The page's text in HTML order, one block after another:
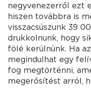
negyvenezerről ezt
hiszen továbbra is
visszacsúszunk 39
drukkolnunk, hogy
fölé kerülnünk. Ha
megindulhat egy
fog megtörténni,
megerősítést arról,